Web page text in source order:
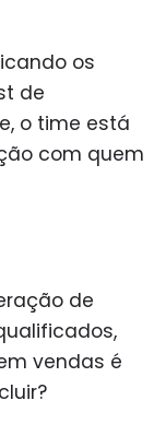
os
de
o time está
com quem
de
vendas é